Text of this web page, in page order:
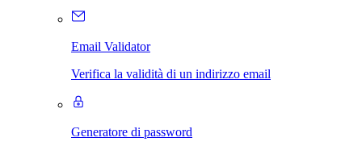
Email Validator
Verifica la validità di un indirizzo email
Generatore di password